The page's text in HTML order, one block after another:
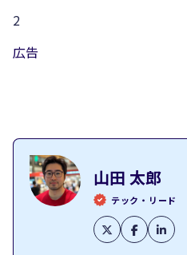
2
広告
山田 太郎
テック・リード